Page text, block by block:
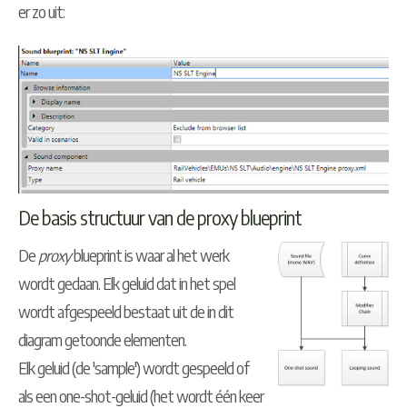
er zo uit:
De basis structuur van de proxy blueprint
Deproxyblueprint is waar al het werk
wordt gedaan. Elk geluid dat in het spel
wordt afgespeeld bestaat uit de in dit
diagram getoonde elementen.
Elk geluid (de 'sample') wordt gespeeld of
als een one-shot-geluid (het wordt één keer